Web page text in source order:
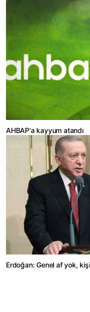
AHBAP'a kayyum atandı
Erdoğan: Genel af yok,